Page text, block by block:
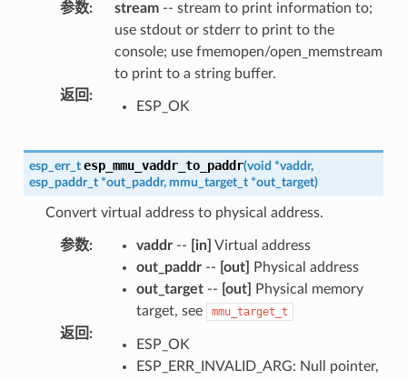
参数: stream-- stream to print information to;
use stdout or stderr to print to the
console; use fmemopen/open_memstream
to print to a string buffer.
返回:
ESP_OK
esp_err_t esp_mmu_vaddr_to_paddr(void *vaddr,
esp_paddr_t *out_paddr, mmu_target_t *out_target)
Convert virtual address to physical address.
参数: vaddr-- [in] Virtual address
out_paddr-- [out]
Physical address
out_target-- [out]
Physical memory
target, see
mmu_target_t
返回:
ESP_OK
ESP_ERR_INVALID_ARG: Null pointer,